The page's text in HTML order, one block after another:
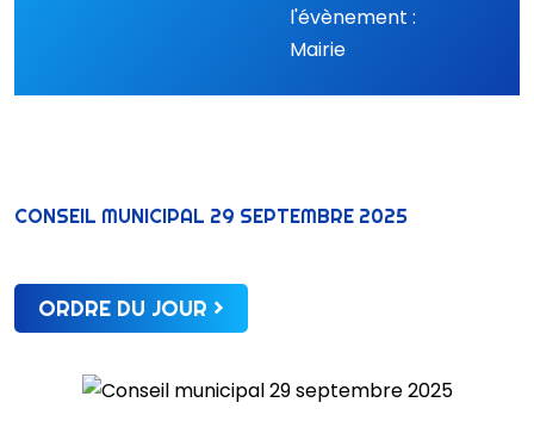
l'évènement :
Mairie
CONSEIL MUNICIPAL 29 SEPTEMBRE 2025
ORDRE DU JOUR